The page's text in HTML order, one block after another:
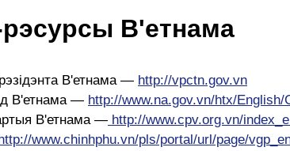
рэсурсы В'етнама
В'етнама — http://vpctn.gov.vn
В'етнама — http://www.na.gov.vn/htx/English/
В'етнама — http://www.cpv.org.vn/
www.chinhphu.vn/pls/portal/url/page/